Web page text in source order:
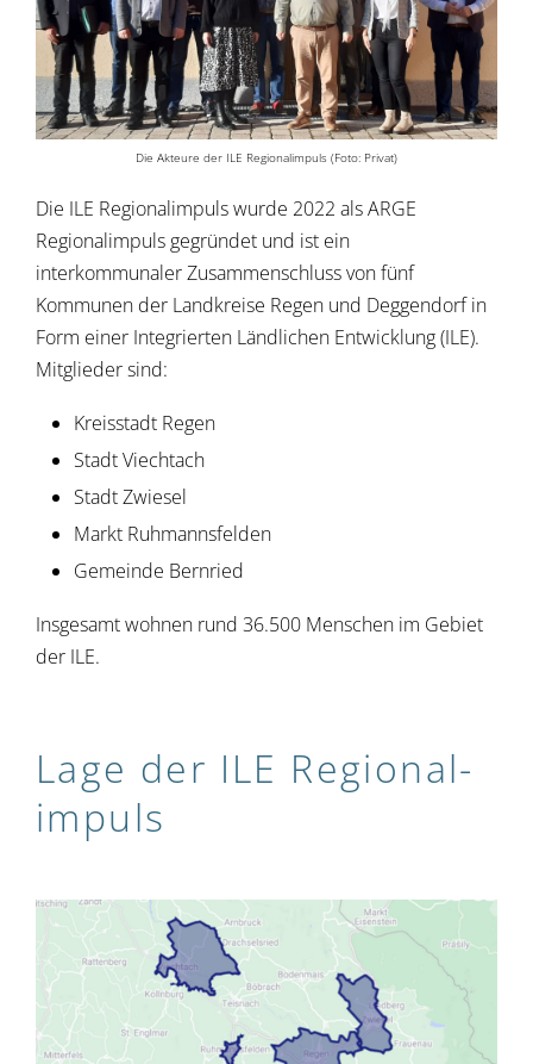
Die Akteure der ILE Regionalimpuls (Foto: Privat)
Die ILE Regionalimpuls wurde 2022 als ARGE
Regionalimpuls gegründet und ist ein
interkommunaler Zusammenschluss von fünf
Kommunen der Landkreise Regen und Deggendorf in
Form einer Integrierten Ländlichen Entwicklung (ILE).
Mitglieder sind:
Kreisstadt Regen
Stadt Viechtach
Stadt Zwiesel
Markt Ruhmannsfelden
Gemeinde Bernried
Insgesamt wohnen rund 36.500 Menschen im Gebiet
der ILE.
Lage der ILE Regional­
impuls